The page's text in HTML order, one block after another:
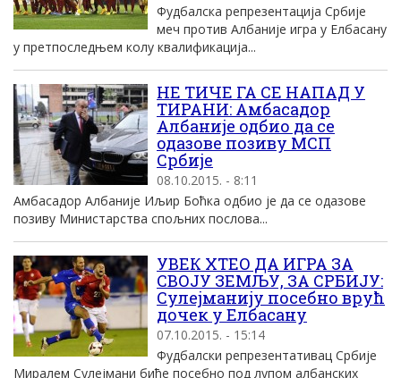
Фудбалска репрезентација Србије
меч против Албаније игра у Елбасану
у претпоследњем колу квалификација...
НЕ ТИЧЕ ГА СЕ НАПАД У
ТИРАНИ: Амбасадор
Албаније одбио да се
одазове позиву МСП
Србије
08.10.2015. - 8:11
Амбасадор Албаније Иљир Боћка одбио је да се одазове
позиву Министарства спољних послова...
УВЕК ХТЕО ДА ИГРА ЗА
СВОЈУ ЗЕМЉУ, ЗА СРБИЈУ:
Сулејманију посебно врућ
дочек у Елбасану
07.10.2015. - 15:14
Фудбалски репрезентативац Србије
Миралем Сулејмани биће посебно под лупом албанских